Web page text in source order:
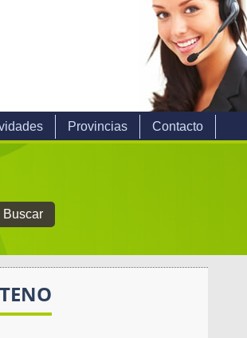
Provincias Contacto